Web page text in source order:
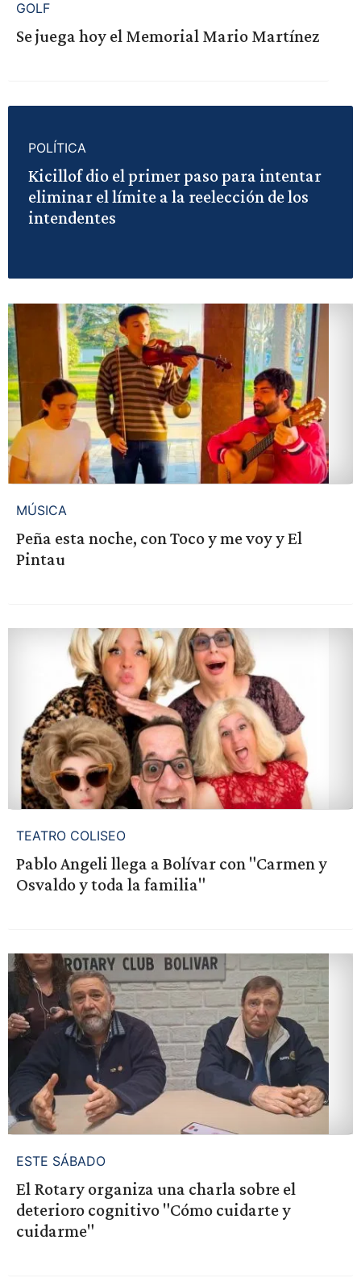
GOLF
Se juega hoy el Memorial Mario Martínez
POLÍTICA
Kicillof dio el primer paso para intentar
eliminar el límite a la reelección de los
intendentes
MÚSICA
Peña esta noche, con Toco y me voy y El
Pintau
TEATRO COLISEO
Pablo Angeli llega a Bolívar con "Carmen y
Osvaldo y toda la familia"
ESTE SÁBADO
El Rotary organiza una charla sobre el
deterioro cognitivo "Cómo cuidarte y
cuidarme"